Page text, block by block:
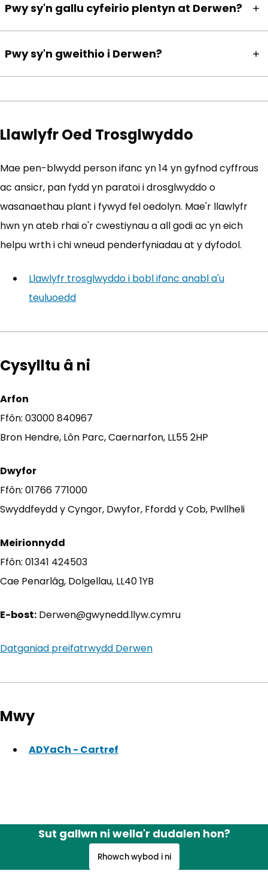
Pwy sy'n gallu cyfeirio plentyn at Derwen?
Pwy sy'n gweithio i Derwen?
Llawlyfr Oed Trosglwyddo
Mae pen-blwydd person ifanc yn 14 yn gyfnod cyffrous
ac ansicr, pan fydd yn paratoi i drosglwyddo o
wasanaethau plant i fywyd fel oedolyn. Mae'r llawlyfr
hwn yn ateb rhai o'r cwestiynau a all godi ac yn eich
helpu wrth i chi wneud penderfyniadau at y dyfodol.
Llawlyfr trosglwyddo i bobl ifanc anabl a'u
teuluoedd
Cysylltu â ni
Arfon
Ffôn: 03000 840967
Bron Hendre, Lôn Parc, Caernarfon, LL55 2HP
Dwyfor
Ffôn: 01766 771000
Swyddfeydd y Cyngor, Dwyfor, Ffordd y Cob, Pwllheli
Meirionnydd
Ffôn: 01341 424503
Cae Penarlâg, Dolgellau, LL40 1YB
E-bost: Derwen@gwynedd.llyw.cymru
Datganiad preifatrwydd Derwen
Mwy
ADYaCh - Cartref
Sut gallwn ni wella'r dudalen hon?
Rhowch wybod i ni